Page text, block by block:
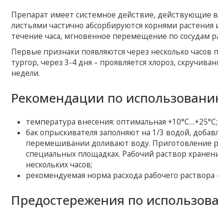
Препарат имеет системное действие, действующие
листьями частично абсорбируются корнями
течение часа, мгновенное перемещение по сосудам
Первые признаки появляются через несколько часов
тургор, через 3-4 дня – проявляется хлороз,
недели.
Рекомендации по
температура внесения: оптимальная
бак опрыскивателя заполняют на 1/3 водой,
перемешивании доливают воду. Приготовление
специальных площадках. Рабочий раствор
нескольких часов;
рекомендуемая норма расхода рабочего раствора
Предостережения по